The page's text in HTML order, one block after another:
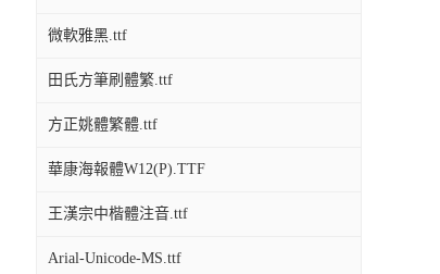
微軟雅黑.ttf
田氏方筆刷體繁.ttf
方正姚體繁體.ttf
華康海報體W12(P).TTF
王漢宗中楷體注音.ttf
Arial-Unicode-MS.ttf